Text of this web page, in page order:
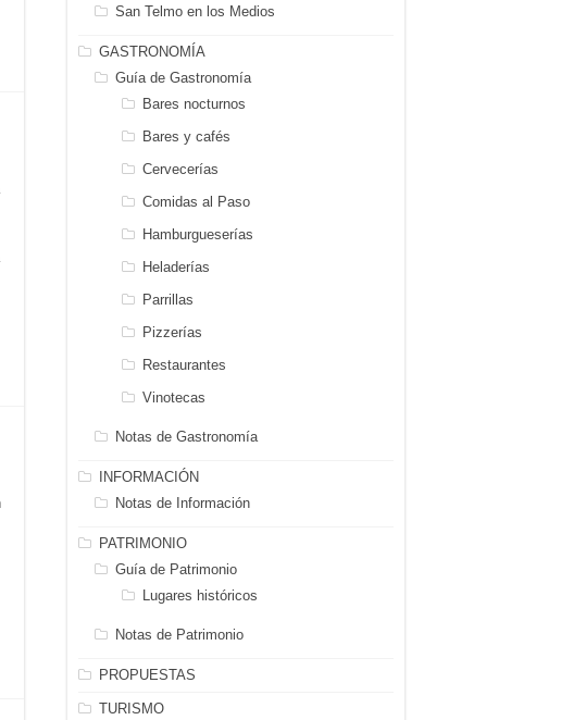
San Telmo en los Medios
GASTRONOMÍA
Guía de Gastronomía
Bares nocturnos
Bares y cafés
Cervecerías
Comidas al Paso
Hamburgueserías
Heladerías
Parrillas
Pizzerías
Restaurantes
Vinotecas
Notas de Gastronomía
INFORMACIÓN
Notas de Información
PATRIMONIO
Guía de Patrimonio
Lugares históricos
Notas de Patrimonio
PROPUESTAS
TURISMO